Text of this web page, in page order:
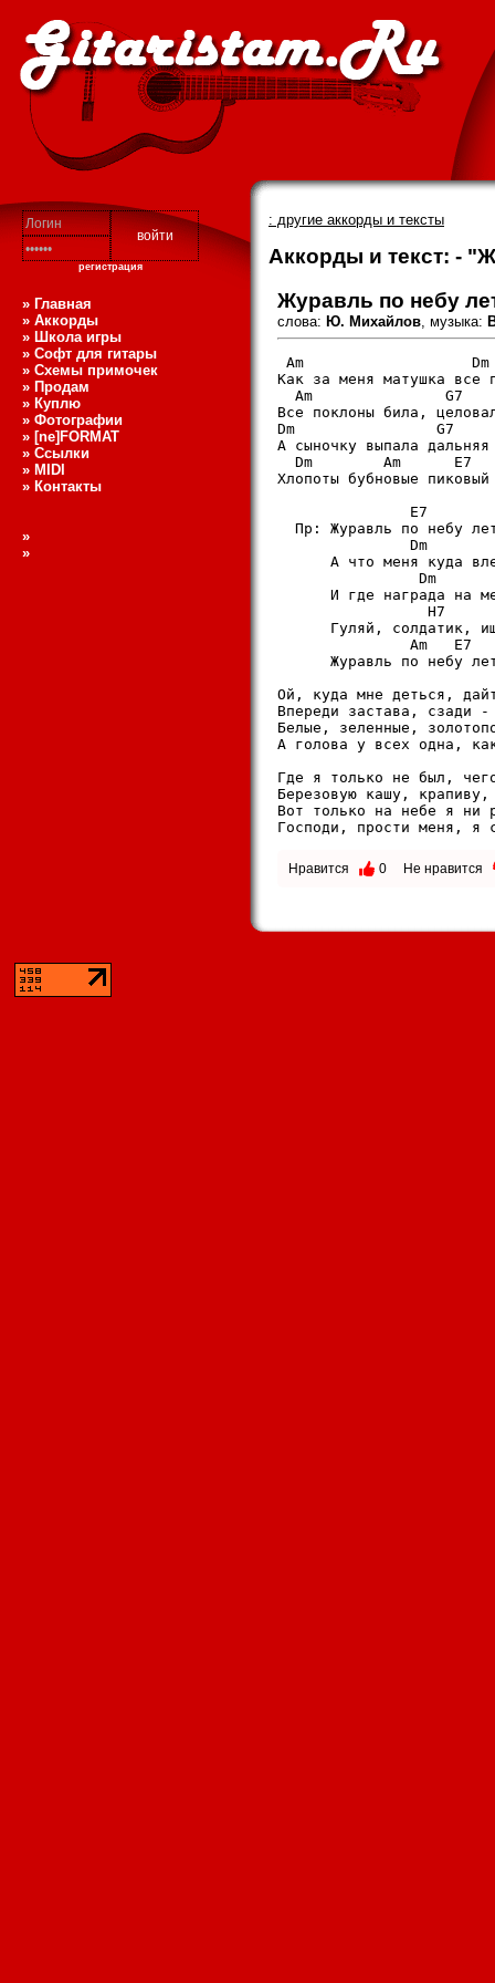
регистрация
: другие аккорды и тексты
Аккорды и текст: -
» Главная
» Аккорды
» Школа игры
» Софт для гитары
» Схемы примочек
» Продам
» Куплю
» Фотографии
» [ne]FORMAT
» Ссылки
» MIDI
» Контакты
»
»
Журавль по небу
слова: Ю. Михайлов, музыка:
Am
Как за меня матушка все
Am               G7
Все поклоны била,
Dm                G7
А сыночку выпала
Dm        Am      E7
Хлопоты бубновые
E7
Пр: Журавль по небу
Dm
А что меня куда
Dm
И где награда на
H7
Гуляй, солдатик,
Am   E7
Журавль по небу
Ой, куда мне деться,
Впереди застава, сзади -
Белые, зеленные,
А голова у всех одна,
Где я только не был,
Березовую кашу,
Вот только на небе я ни
Господи, прости меня, я
Нравится 0 Не нравится